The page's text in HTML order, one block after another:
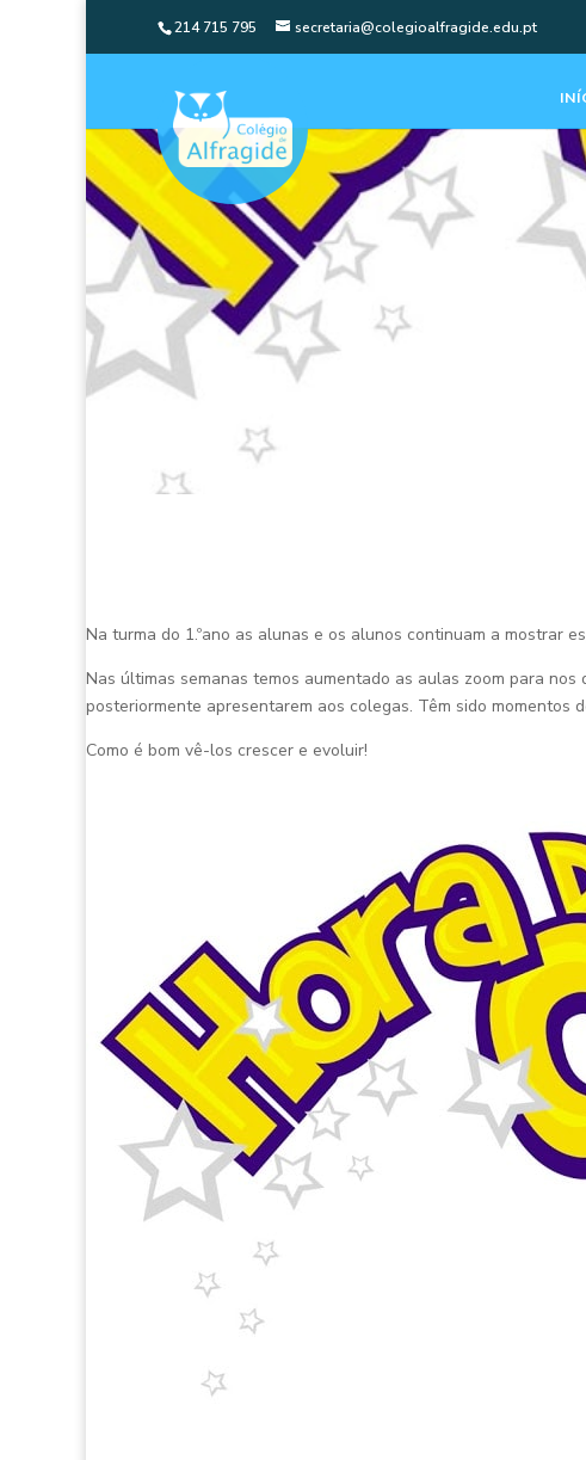
214 715 795 secretaria@colegioalfragide.edu.pt
Na turma do 1.ºano as alunas e os alunos continuam a mostrar
Nas últimas semanas temos aumentado as aulas zoom para
posteriormente apresentarem aos colegas. Têm sido
Como é bom vê-los crescer e evoluir!